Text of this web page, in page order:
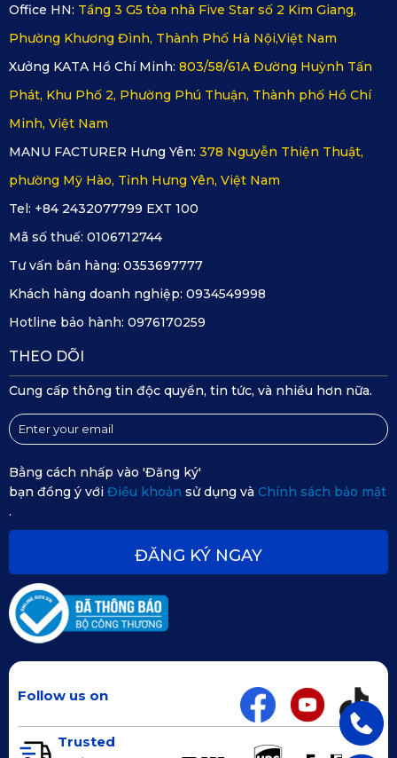
Office HN: Tầng 3 G5 tòa nhà Five Star số 2 Kim Giang,
Phường Khương Đình, Thành Phố Hà Nội,Việt Nam
Xưởng KATA Hồ Chí Minh: 803/58/61A Đường Huỳnh Tấn
Phát, Khu Phố 2, Phường Phú Thuận, Thành phố Hồ Chí
Minh, Việt Nam
MANU FACTURER Hưng Yên: 378 Nguyễn Thiện Thuật,
phường Mỹ Hào, Tỉnh Hưng Yên, Việt Nam
Tel: +84 2432077799 EXT 100
Mã số thuế: 0106712744
Tư vấn bán hàng: 0353697777
Khách hàng doanh nghiệp: 0934549998
Hotline bảo hành: 0976170259
THEO DÕI
Cung cấp thông tin độc quyền, tin tức, và nhiều hơn nữa.
Bằng cách nhấp vào 'Đăng ký'
bạn đồng ý với Điều khoản sử dụng và Chính sách bảo mật
.
ĐĂNG KÝ NGAY
Follow us on
Trusted